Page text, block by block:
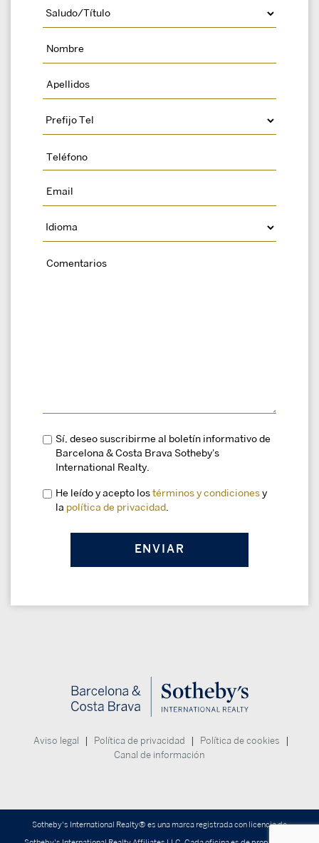
Sí, deseo suscribirme al boletín informativo de
Barcelona & Costa Brava Sotheby's
International Realty.
He leído y acepto los términos y condiciones y
la política de privacidad
Aviso legal Política de privacidad Política de cookies
Canal de información
Sotheby's International Realty® es una marca registrada con licencia de